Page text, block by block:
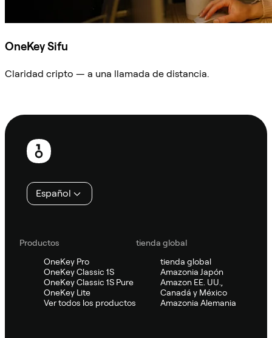
OneKey Sifu
Claridad cripto — a una llamada de distancia.
Pie
página
Español
Productos
OneKey Pro
OneKey Classic 1S
OneKey Classic 1S Pure
OneKey Lite
Ver todos los productos
tienda global
tienda global
Amazonia Japón
Amazon EE. UU.,
Canadá y México
Amazonia Alemania